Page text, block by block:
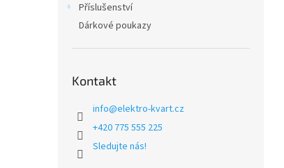
Příslušenství
Dárkové poukazy
Kontakt
info@elektro-kvart.cz
+420 775 555 225
Sledujte nás!